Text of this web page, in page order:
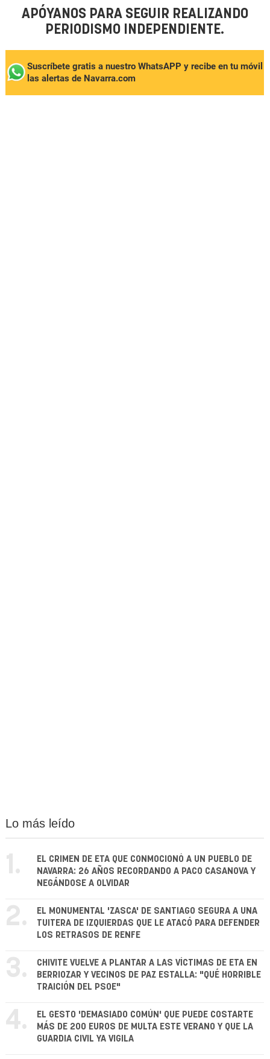
APÓYANOS PARA SEGUIR REALIZANDO
PERIODISMO INDEPENDIENTE.
Suscríbete gratis a nuestro WhatsAPP y recibe en tu móvil
las alertas de Navarra.com
Lo más leído
1.
EL CRIMEN DE ETA QUE CONMOCIONÓ A UN PUEBLO DE
NAVARRA: 26 AÑOS RECORDANDO A PACO CASANOVA Y
NEGÁNDOSE A OLVIDAR
2.
EL MONUMENTAL 'ZASCA' DE SANTIAGO SEGURA A UNA
TUITERA DE IZQUIERDAS QUE LE ATACÓ PARA DEFENDER
LOS RETRASOS DE RENFE
3.
CHIVITE VUELVE A PLANTAR A LAS VÍCTIMAS DE ETA EN
BERRIOZAR Y VECINOS DE PAZ ESTALLA: "QUÉ HORRIBLE
TRAICIÓN DEL PSOE"
4.
EL GESTO 'DEMASIADO COMÚN' QUE PUEDE COSTARTE
MÁS DE 200 EUROS DE MULTA ESTE VERANO Y QUE LA
GUARDIA CIVIL YA VIGILA